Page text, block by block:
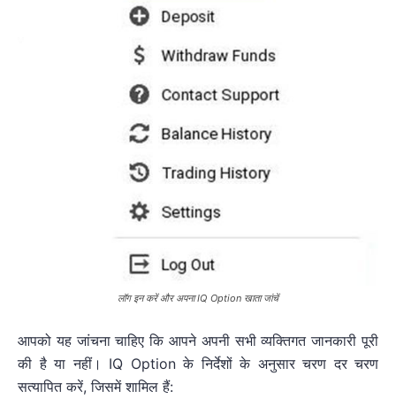
लॉग इन करें और अपना IQ Option खाता जांचें
आपको यह जांचना चाहिए कि आपने अपनी सभी व्यक्तिगत जानकारी पूरी
की है या नहीं। IQ Option के निर्देशों के अनुसार चरण दर चरण
सत्यापित करें, जिसमें शामिल हैं: